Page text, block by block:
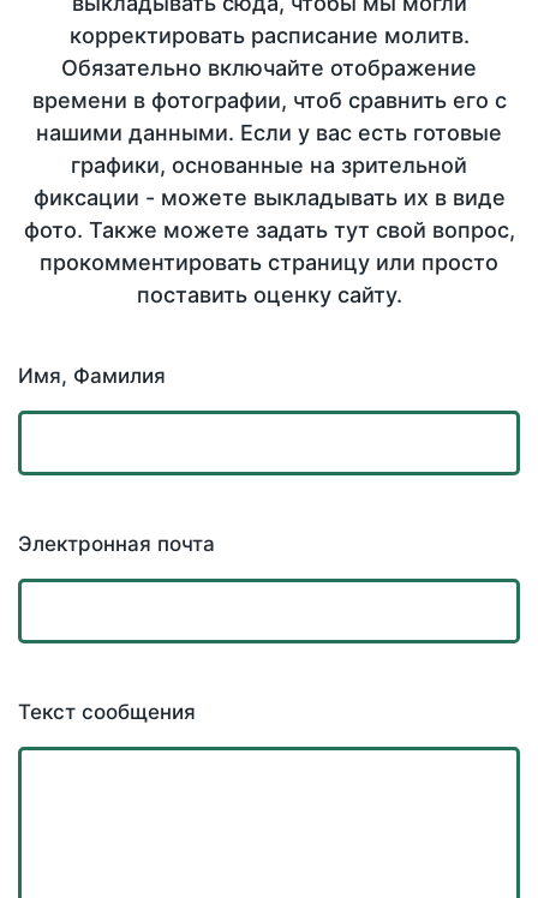
корректировать расписание молитв.
Обязательно включайте отображение
времени в фотографии, чтоб сравнить его с
нашими данными. Если у вас есть готовые
графики, основанные на зрительной
фиксации - можете выкладывать их в виде
фото. Также можете задать тут свой вопрос,
прокомментировать страницу или просто
поставить оценку сайту.
Имя, Фамилия
Электронная почта
Текст сообщения